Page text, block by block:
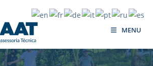
MENU